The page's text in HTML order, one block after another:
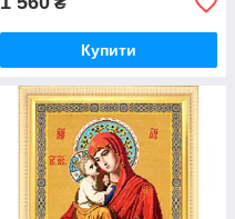
Купити